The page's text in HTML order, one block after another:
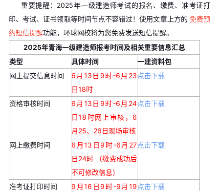
重要提醒：2025年一级建造师考试的报名、缴费、准考证打
印、考试、证书领取等时间节点不容错过！使用文章上方的 免费预
约短信提醒功能，环球网校将为您免费发送短信提醒。
2025年青海一级建造师报考时间及相关重要信息汇总
类型
具体时间
一建资料包
网上提交信息时间
6月13日9时-6月23
日18时
点击下载
资格审核时间
6月13日9时-6月24
日18时网上审核，6
月25、26日现场审核
点击下载
网上缴费时间
6月13日9时-6月27
日24时 （缴费成功后
不可修改信息）
点击下载
准考证打印时间
9月16日9时-9月19 点击下载